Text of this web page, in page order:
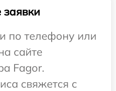
по телефону или
сайте
Fagor.
свяжется с